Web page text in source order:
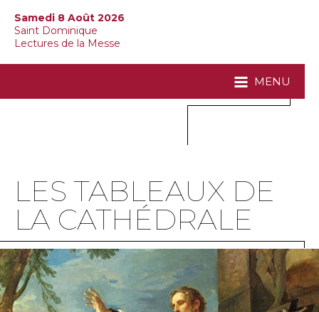
Samedi 8 Août 2026
Saint Dominique
Lectures de la Messe
MENU
LES TABLEAUX DE
LA CATHÉDRALE